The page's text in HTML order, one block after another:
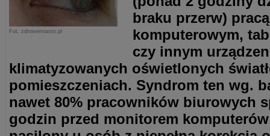
Fot. zdrowemiasto.pl
braku przerw)
komputerowym,
czy innym
klimatyzowanych oświetlonych
pomieszczeniach. Syndrom ten wg.
nawet 80% pracowników biurowych
godzin przed monitorem